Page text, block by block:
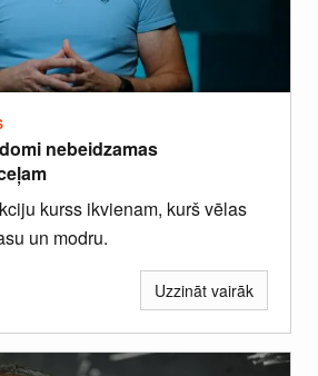
nebeidzamas
kurss ikvienam, kurš vēlas
un modru.
Uzzināt vairāk